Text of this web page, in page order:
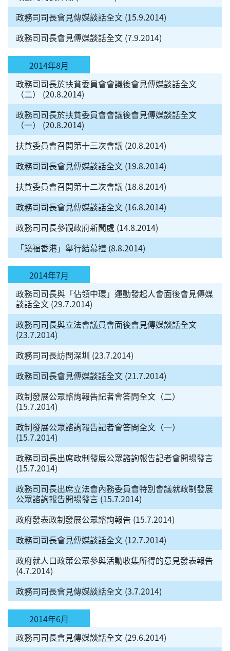
政務司司長會見傳媒談話全文 (15.9.2014)
政務司司長會見傳媒談話全文 (7.9.2014)
2014年8月
政務司司長於扶貧委員會會議後會見傳媒談話全文
（二） (20.8.2014)
政務司司長於扶貧委員會會議後會見傳媒談話全文
（一） (20.8.2014)
扶貧委員會召開第十三次會議 (20.8.2014)
政務司司長會見傳媒談話全文 (19.8.2014)
扶貧委員會召開第十二次會議 (18.8.2014)
政務司司長會見傳媒談話全文 (16.8.2014)
政務司司長參觀政府新聞處 (14.8.2014)
「築福香港」舉行結幕禮 (8.8.2014)
2014年7月
政務司司長與「佔領中環」運動發起人會面後會見傳媒
談話全文 (29.7.2014)
政務司司長與立法會議員會面後會見傳媒談話全文
(23.7.2014)
政務司司長訪問深圳 (23.7.2014)
政務司司長會見傳媒談話全文 (21.7.2014)
政制發展公眾諮詢報告記者會答問全文（二）
(15.7.2014)
政制發展公眾諮詢報告記者會答問全文（一）
(15.7.2014)
政務司司長出席政制發展公眾諮詢報告記者會開場發言
(15.7.2014)
政務司司長出席立法會內務委員會特別會議就政制發展
公眾諮詢報告開場發言 (15.7.2014)
政府發表政制發展公眾諮詢報告 (15.7.2014)
政務司司長會見傳媒談話全文 (12.7.2014)
政府就人口政策公眾參與活動收集所得的意見發表報告
(4.7.2014)
政務司司長會見傳媒談話全文 (3.7.2014)
2014年6月
政務司司長會見傳媒談話全文 (29.6.2014)